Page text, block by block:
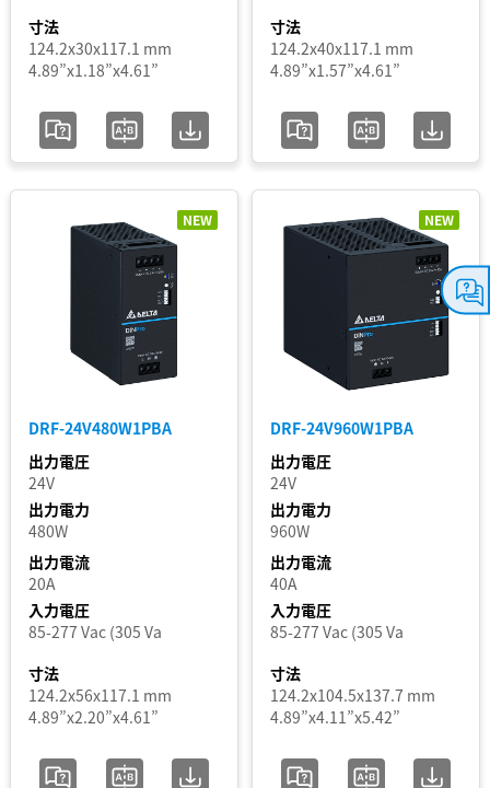
セ
グ
メ
ン
ト
追加 / フィルター
を削除
フィルターを外す
寸法
124.2x30x117.1 mm
4.89”x1.18”x4.61”
寸法
124.2x40x117.1 mm
4.89”x1.57”x4.61”
NEW
DRF-24V480W1PBA
出力電圧
24V
出力電力
480W
出力電流
20A
入力電圧
85-277 Vac (305 Va
寸法
124.2x56x117.1 mm
4.89”x2.20”x4.61”
NEW
DRF-24V960W1PBA
出力電圧
24V
出力電力
960W
出力電流
40A
入力電圧
85-277 Vac (305 Va
寸法
124.2x104.5x137.7 mm
4.89”x4.11”x5.42”